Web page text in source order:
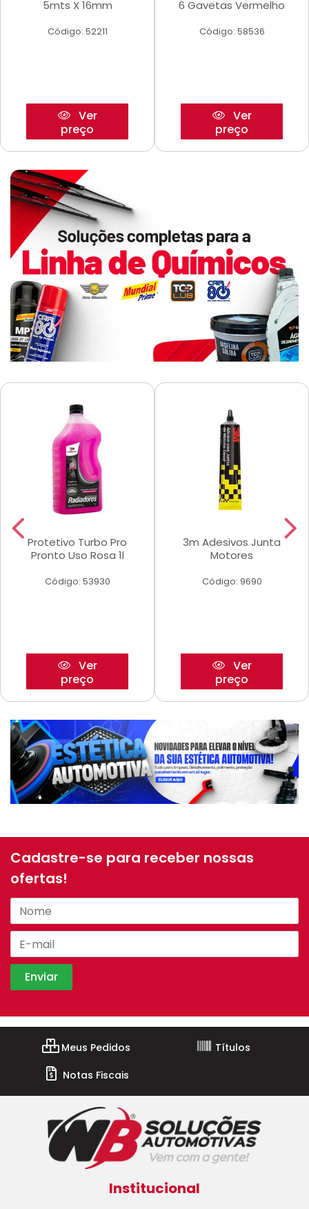
5mts X 16mm
Código: 52211
Ver
preço
6 Gavetas Vermelho
Código: 58536
Ver
preço
Protetivo Turbo Pro
Pronto Uso Rosa 1l
Código: 53930
Ver
preço
3m Adesivos Junta
Motores
Código: 9690
Ver
preço
Cadastre-se para receber nossas
ofertas!
Meus Pedidos
Títulos
Notas Fiscais
Institucional